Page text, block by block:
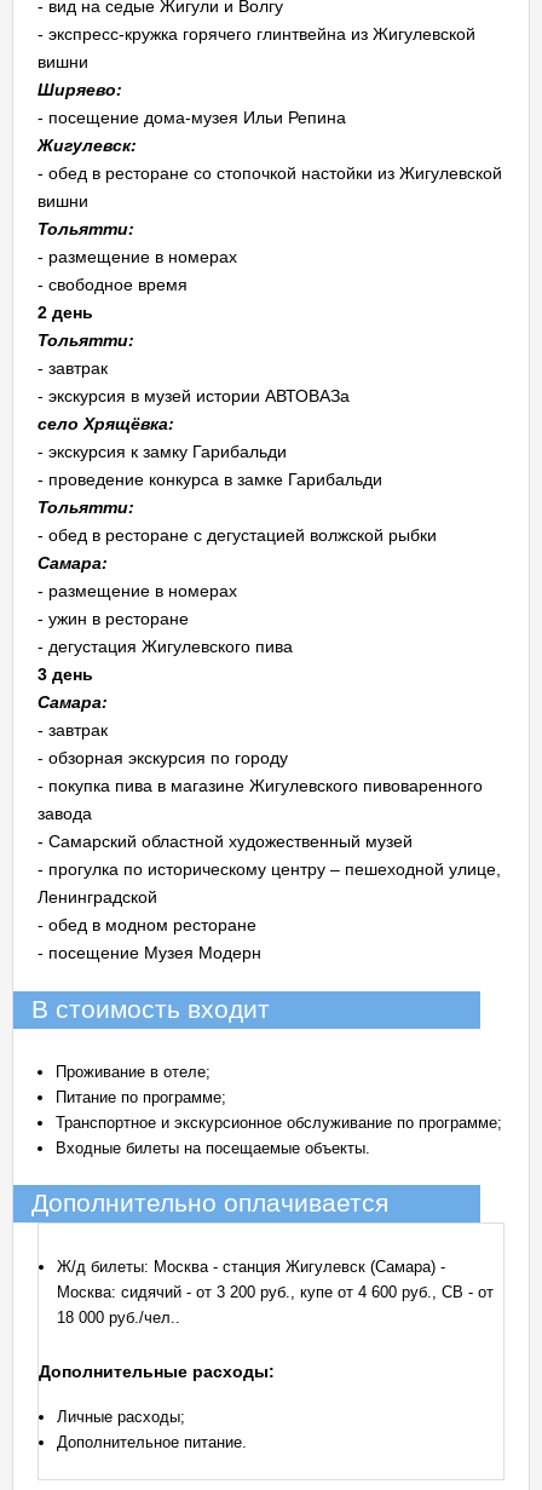
- вид на седые Жигули и Волгу
- экспресс-кружка горячего глинтвейна из Жигулевской
вишни
Ширяево:
- посещение дома-музея Ильи Репина
Жигулевск:
- обед в ресторане со стопочкой настойки из Жигулевской
вишни
Тольятти:
- размещение в номерах
- свободное время
2 день
Тольятти:
- завтрак
- экскурсия в музей истории АВТОВАЗа
село Хрящёвка:
- экскурсия к замку Гарибальди
- проведение конкурса в замке Гарибальди
Тольятти:
- обед в ресторане с дегустацией волжской рыбки
Самара:
- размещение в номерах
- ужин в ресторане
- дегустация Жигулевского пива
3 день
Самара:
- завтрак
- обзорная экскурсия по городу
- покупка пива в магазине Жигулевского пивоваренного
завода
- Самарский областной художественный музей
- прогулка по историческому центру – пешеходной улице,
Ленинградской
- обед в модном ресторане
- посещение Музея Модерн
В стоимость входит
Проживание в отеле;
Питание по программе;
Транспортное и экскурсионное обслуживание по программе;
Входные билеты на посещаемые объекты.
Дополнительно оплачивается
Ж/д билеты: Москва - станция Жигулевск (Самара) -
Москва: сидячий - от 3 200 руб., купе от 4 600 руб., СВ - от
18 000 руб./чел..
Дополнительные расходы:
Личные расходы;
Дополнительное питание.